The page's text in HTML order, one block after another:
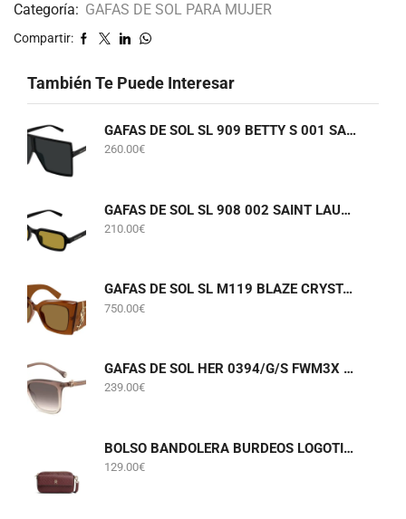
Categoría: GAFAS DE SOL PARA MUJER
Compartir:
También Te Puede Interesar
GAFAS DE SOL SL 909 BETTY S 001 SAINT LAURENT
260.00€
GAFAS DE SOL SL 908 002 SAINT LAURENT
210.00€
GAFAS DE SOL SL M119 BLAZE CRYSTAL 002 SAINT LAURENT
750.00€
GAFAS DE SOL HER 0394/G/S FWM3X CAROLINA HERRERA
239.00€
BOLSO BANDOLERA BURDEOS LOGOTIPADO TOMMY HILFIGER AWA0W18922
129.00€